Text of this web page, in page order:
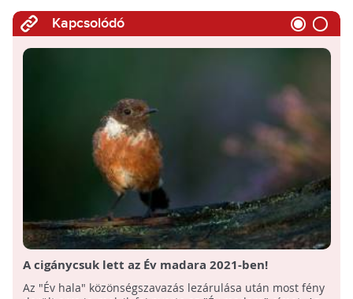
Kapcsolódó
A cigánycsuk lett az Év madara 2021-ben!
Az "Év hala" közönségszavazás lezárulása után most fény